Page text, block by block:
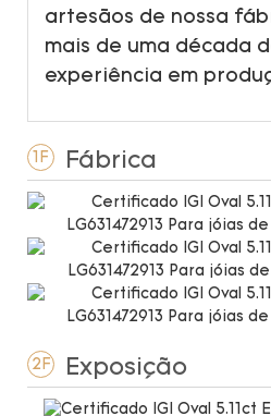
artesãos de nossa
mais de uma década
experiência em
1F Fábrica
2F Exposição